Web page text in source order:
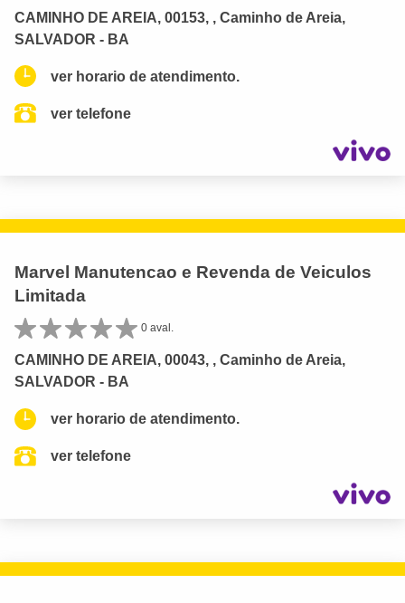
CAMINHO DE AREIA, 00153, , Caminho de Areia,
SALVADOR - BA
ver horario de atendimento.
ver telefone
Marvel Manutencao e Revenda de Veiculos
Limitada
0 aval.
CAMINHO DE AREIA, 00043, , Caminho de Areia,
SALVADOR - BA
ver horario de atendimento.
ver telefone